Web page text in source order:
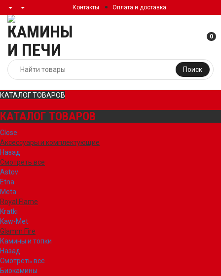
Контакты Оплата и доставка
Поиск
0
КАТАЛОГ ТОВАРОВ
КАТАЛОГ ТОВАРОВ
Close
Аксессуары и комплектующие
Назад
Смотреть все
Astov
Etna
Meta
Royal Flame
Kratki
Kaw-Met
Glamm Fire
Камины и топки
Назад
Смотреть все
Биокамины